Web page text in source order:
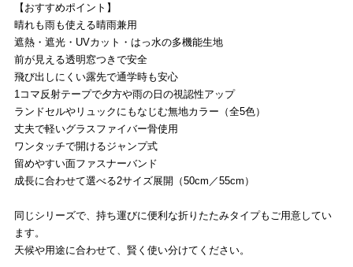
【おすすめポイント】
晴れも雨も使える晴雨兼用
遮熱・遮光・UVカット・はっ水の多機能生地
前が見える透明窓つきで安全
飛び出しにくい露先で通学時も安心
1コマ反射テープで夕方や雨の日の視認性アップ
ランドセルやリュックにもなじむ無地カラー（全5色）
丈夫で軽いグラスファイバー骨使用
ワンタッチで開けるジャンプ式
留めやすい面ファスナーバンド
成長に合わせて選べる2サイズ展開（50cm／55cm）
同じシリーズで、持ち運びに便利な折りたたみタイプもご用意してい
ます。
天候や用途に合わせて、賢く使い分けてください。